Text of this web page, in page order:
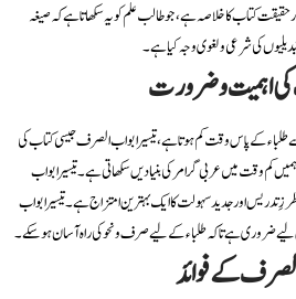
کتاب کا خلاصہ ہے، جو طالب علم کو یہ سکھاتا ہے کہ صیغہ
کی شرعی و لغوی وجہ کیا ہے۔
اہمیت و ضرورت
کے پاس وقت کم ہوتا ہے، تیسیر ابواب الصرف جیسی کتاب کی
کم وقت میں عربی گرامر کی بنیادیں سکھاتی ہے۔ تیسیر ابواب
تدریس اور جدید سہولت کا ایک بہترین امتزاج ہے۔ تیسیر ابواب
ضروری ہے تاکہ طلباء کے لیے صرف و نحو کی راہ آسان ہو سکے۔
کے فوائد